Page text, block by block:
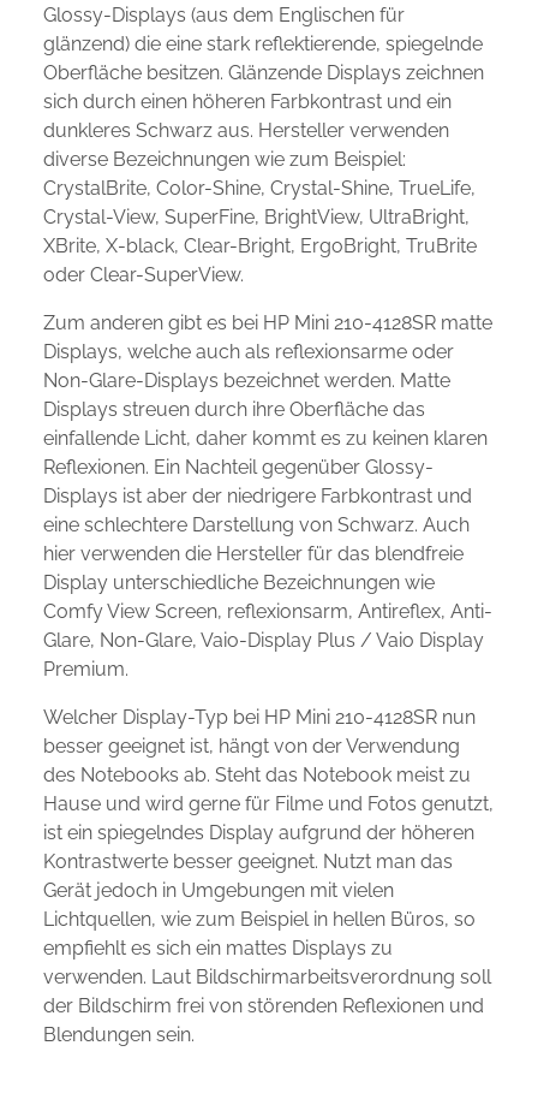
Glossy-Displays (aus dem Englischen für
glänzend) die eine stark reflektierende, spiegelnde
Oberfläche besitzen. Glänzende Displays zeichnen
sich durch einen höheren Farbkontrast und ein
dunkleres Schwarz aus. Hersteller verwenden
diverse Bezeichnungen wie zum Beispiel:
CrystalBrite, Color-Shine, Crystal-Shine, TrueLife,
Crystal-View, SuperFine, BrightView, UltraBright,
XBrite, X-black, Clear-Bright, ErgoBright, TruBrite
oder Clear-SuperView.
Zum anderen gibt es bei HP Mini 210-4128SR matte
Displays, welche auch als reflexionsarme oder
Non-Glare-Displays bezeichnet werden. Matte
Displays streuen durch ihre Oberfläche das
einfallende Licht, daher kommt es zu keinen klaren
Reflexionen. Ein Nachteil gegenüber Glossy-
Displays ist aber der niedrigere Farbkontrast und
eine schlechtere Darstellung von Schwarz. Auch
hier verwenden die Hersteller für das blendfreie
Display unterschiedliche Bezeichnungen wie
Comfy View Screen, reflexionsarm, Antireflex, Anti-
Glare, Non-Glare, Vaio-Display Plus / Vaio Display
Premium.
Welcher Display-Typ bei HP Mini 210-4128SR nun
besser geeignet ist, hängt von der Verwendung
des Notebooks ab. Steht das Notebook meist zu
Hause und wird gerne für Filme und Fotos genutzt,
ist ein spiegelndes Display aufgrund der höheren
Kontrastwerte besser geeignet. Nutzt man das
Gerät jedoch in Umgebungen mit vielen
Lichtquellen, wie zum Beispiel in hellen Büros, so
empfiehlt es sich ein mattes Displays zu
verwenden. Laut Bildschirmarbeitsverordnung soll
der Bildschirm frei von störenden Reflexionen und
Blendungen sein.